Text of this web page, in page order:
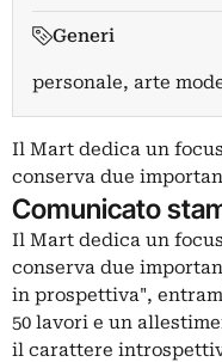
Generi
personale, arte
Il Mart dedica un
conserva due
Comunicato
Il Mart dedica un
conserva due
in prospettiva",
50 lavori e un
il carattere